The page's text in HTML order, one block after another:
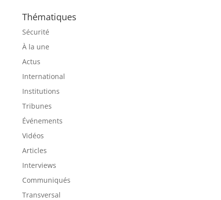
Thématiques
Sécurité
À la une
Actus
International
Institutions
Tribunes
Événements
Vidéos
Articles
Interviews
Communiqués
Transversal